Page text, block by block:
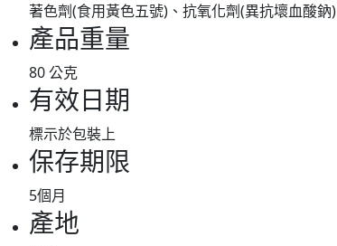
著色劑(食用黃色五號)、抗氧化劑(異抗壞血酸鈉)
產品重量
80 公克
有效日期
標示於包裝上
保存期限
5個月
產地